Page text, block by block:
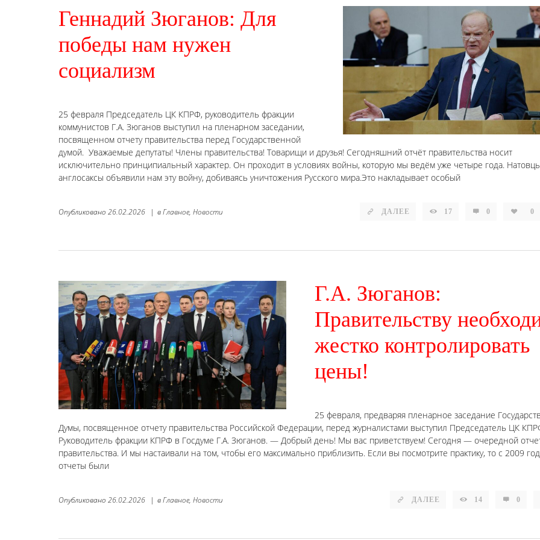
Геннадий Зюганов: Для
победы нам нужен
социализм
25 февраля Председатель ЦК КПРФ, руководитель фракции
коммунистов Г.А. Зюганов выступил на пленарном заседании,
посвященном отчету правительства перед Государственной
думой. Уважаемые депутаты! Члены правительства! Товарищи и друзья! Сегодняшний отчёт правительства носит
исключительно принципиальный характер. Он проходит в условиях войны, которую мы ведём уже четыре года.
англосаксы объявили нам эту войну, добиваясь уничтожения Русского мира.Это накладывает особый
ДАЛЕЕ 17 0 0
Опубликовано 26.02.2026 | вГлавное, Новости
Г.А. Зюганов:
Правительству
жестко контролировать
цены!
25 февраля, предваряя пленарное заседание
Думы, посвященное отчету правительства Российской Федерации, перед журналистами выступил Председатель ЦК
Руководитель фракции КПРФ в Госдуме Г.А. Зюганов. — Добрый день! Мы вас приветствуем! Сегодня — очередной
правительства. И мы настаивали на том, чтобы его максимально приблизить. Если вы посмотрите практику, то с 2009
отчеты были
ДАЛЕЕ 14 0
Опубликовано 26.02.2026 | вГлавное, Новости